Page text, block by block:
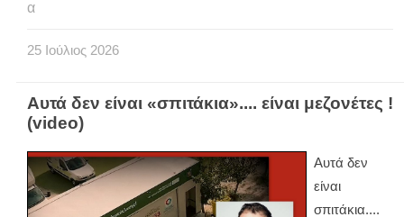
α
25 Ιούλιος 2026
Αυτά δεν είναι «σπιτάκια».... είναι μεζονέτες !
(video)
Αυτά δεν
είναι
σπιτάκια....